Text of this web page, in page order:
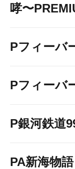
哮〜
Pフィーバ
Pフィーバ
P銀河鉄道
PA新海物語